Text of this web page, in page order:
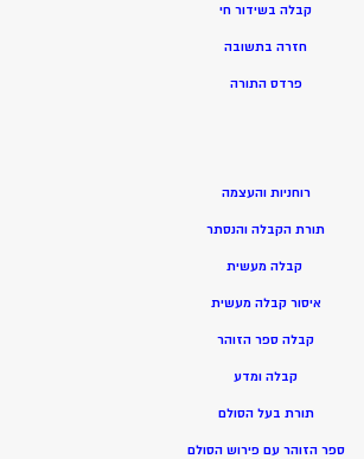
קבלה בשידור חי
חזרה בתשובה
פרדס התורה
רוחניות והעצמה
תורת הקבלה והנסתר
קבלה מעשית
איסור קבלה מעשית
קבלה ספר הזוהר
קבלה ומדע
תורת בעל הסולם
ספר הזוהר עם פירוש הסולם